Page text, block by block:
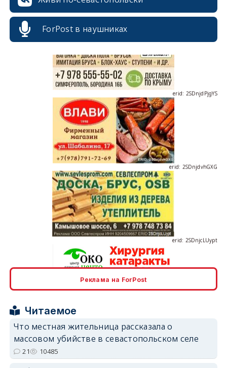
ForPost в наушниках
erid: 2SDnjdvhGXG
erid: 2SDnjdPjgYS
Реклама на ForPost
Читаемое
Что местная жительница рассказала о
массовом убийстве в севастопольском селе
21 10485